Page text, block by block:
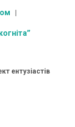
ентузіастів